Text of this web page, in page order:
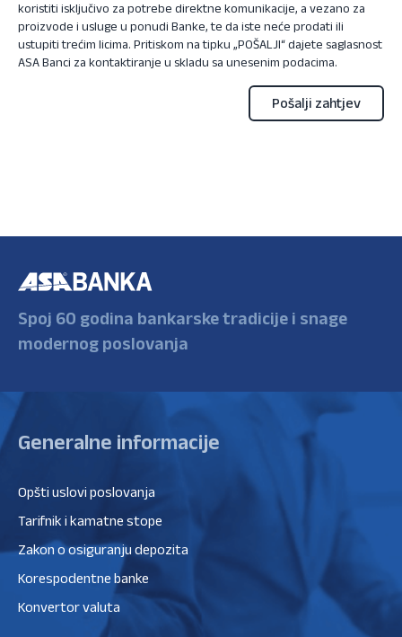
koristiti isključivo za potrebe direktne komunikacije, a vezano za
proizvode i usluge u ponudi Banke, te da iste neće prodati ili
ustupiti trećim licima. Pritiskom na tipku „POŠALJI“ dajete saglasnost
ASA Banci za kontaktiranje u skladu sa unesenim podacima.
Spoj 60 godina bankarske tradicije i snage
modernog poslovanja
Generalne informacije
Opšti uslovi poslovanja
Tarifnik i kamatne stope
Zakon o osiguranju depozita
Korespodentne banke
Konvertor valuta